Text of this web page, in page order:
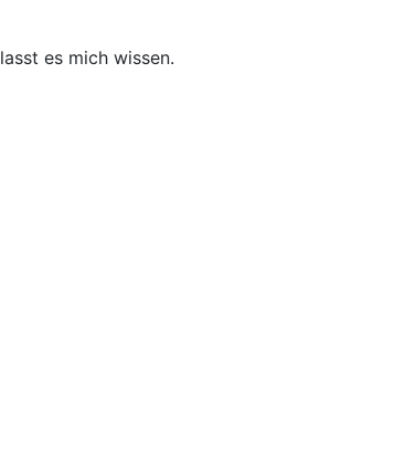
es mich wissen.